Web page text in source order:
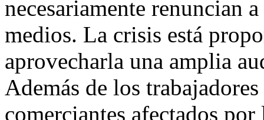
necesariamente renuncian
medios. La crisis está
aprovecharla una amplia
Además de los
comerciantes afectados